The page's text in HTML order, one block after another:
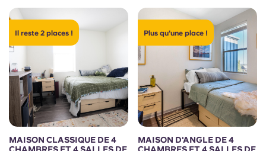
Il reste 2 places !
MAISON CLASSIQUE DE 4
Plus qu'une place !
MAISON D'ANGLE DE 4